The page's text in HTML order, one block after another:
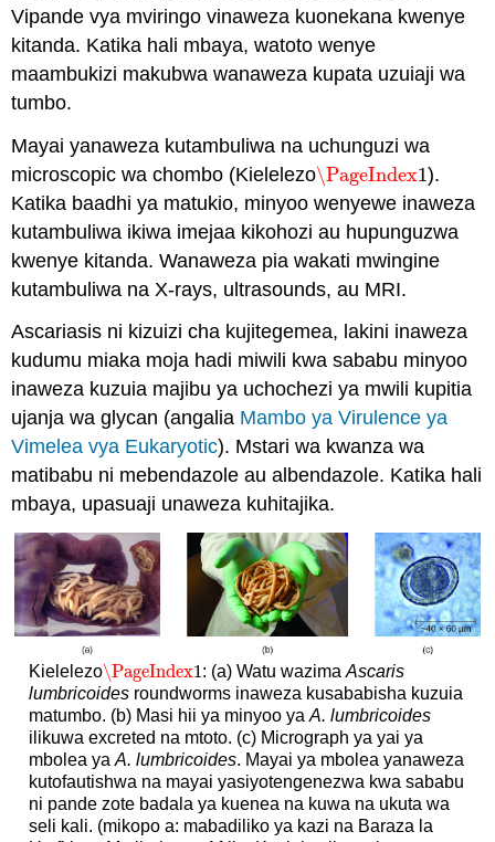
Vipande vya mviringo vinaweza kuonekana kwenye
kitanda. Katika hali mbaya, watoto wenye
maambukizi makubwa wanaweza kupata uzuiaji wa
tumbo.
Mayai yanaweza kutambuliwa na uchunguzi wa
microscopic wa chombo (Kielelezo\PageIndex1
\PageIndex1).
Katika baadhi ya matukio, minyoo wenyewe inaweza
kutambuliwa ikiwa imejaa kikohozi au hupunguzwa
kwenye kitanda. Wanaweza pia wakati mwingine
kutambuliwa na X-rays, ultrasounds, au MRI.
Ascariasis ni kizuizi cha kujitegemea, lakini inaweza
kudumu miaka moja hadi miwili kwa sababu minyoo
inaweza kuzuia majibu ya uchochezi ya mwili kupitia
ujanja wa glycan (angalia Mambo ya Virulence ya
Vimelea vya Eukaryotic). Mstari wa kwanza wa
matibabu ni mebendazole au albendazole. Katika hali
mbaya, upasuaji unaweza kuhitajika.
Kielelezo\PageIndex1
\PageIndex1: (a) Watu wazimaAscaris
lumbricoidesroundworms inaweza kusababisha kuzuia
matumbo. (b) Masi hii ya minyoo ya A. lumbricoides
ilikuwa excreted na mtoto. (c) Micrograph ya yai ya
mbolea ya A. lumbricoides. Mayai ya mbolea yanaweza
kutofautishwa na mayai yasiyotengenezwa kwa sababu
ni pande zote badala ya kuenea na kuwa na ukuta wa
seli kali. (mikopo a: mabadiliko ya kazi na Baraza la